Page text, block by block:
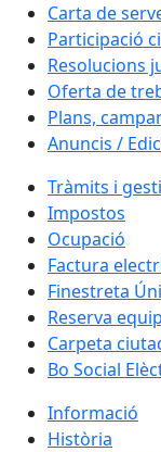
Carta de
Participació
Resolucions
Oferta de
Plans,
Anuncis /
Tràmits i
Impostos
Ocupació
Factura
Finestreta
Reserva
Carpeta
Bo Social
Informació
Història